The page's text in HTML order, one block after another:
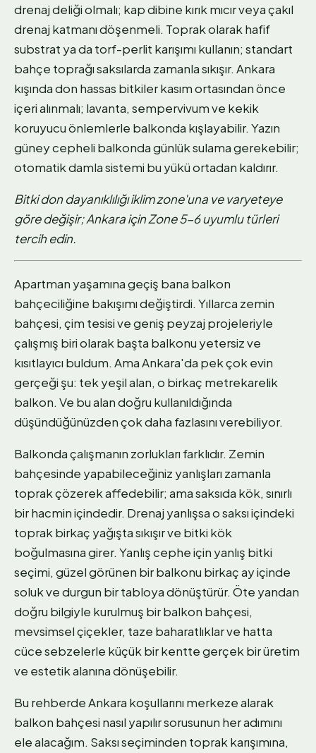
drenaj deliği olmalı; kap dibine kırık mıcır veya çakıl
drenaj katmanı döşenmeli. Toprak olarak hafif
substrat ya da torf-perlit karışımı kullanın; standart
bahçe toprağı saksılarda zamanla sıkışır. Ankara
kışında don hassas bitkiler kasım ortasından önce
içeri alınmalı; lavanta, sempervivum ve kekik
koruyucu önlemlerle balkonda kışlayabilir. Yazın
güney cepheli balkonda günlük sulama gerekebilir;
otomatik damla sistemi bu yükü ortadan kaldırır.
Bitki don dayanıklılığı iklim zone'una ve varyeteye
göre değişir; Ankara için Zone 5-6 uyumlu türleri
tercih edin.
Apartman yaşamına geçiş bana balkon
bahçeciliğine bakışımı değiştirdi. Yıllarca zemin
bahçesi, çim tesisi ve geniş peyzaj projeleriyle
çalışmış biri olarak başta balkonu yetersiz ve
kısıtlayıcı buldum. Ama Ankara'da pek çok evin
gerçeği şu: tek yeşil alan, o birkaç metrekarelik
balkon. Ve bu alan doğru kullanıldığında
düşündüğünüzden çok daha fazlasını verebiliyor.
Balkonda çalışmanın zorlukları farklıdır. Zemin
bahçesinde yapabileceğiniz yanlışları zamanla
toprak çözerek affedebilir; ama saksıda kök, sınırlı
bir hacmin içindedir. Drenaj yanlışsa o saksı içindeki
toprak birkaç yağışta sıkışır ve bitki kök
boğulmasına girer. Yanlış cephe için yanlış bitki
seçimi, güzel görünen bir balkonu birkaç ay içinde
soluk ve durgun bir tabloya dönüştürür. Öte yandan
doğru bilgiyle kurulmuş bir balkon bahçesi,
mevsimsel çiçekler, taze baharatlıklar ve hatta
cüce sebzelerle küçük bir kentte gerçek bir üretim
ve estetik alanına dönüşebilir.
Bu rehberde Ankara koşullarını merkeze alarak
balkon bahçesi nasıl yapılır sorusunun her adımını
ele alacağım. Saksı seçiminden toprak karışımına,